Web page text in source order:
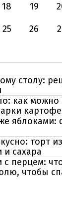
18 19
25 26
столу:
как можно
яблоками:
торт
и сахара
перцем:
чтобы